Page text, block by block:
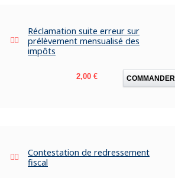
Réclamation suite erreur sur
prélèvement mensualisé des
impôts
Prix
2,00 € COMMANDER
Contestation de redressement
fiscal